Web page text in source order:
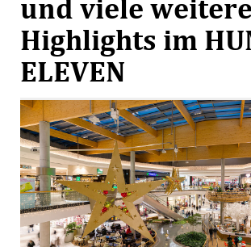
und viele weitere
Highlights im
ELEVEN